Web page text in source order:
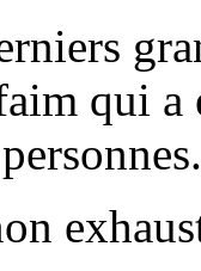
qui a